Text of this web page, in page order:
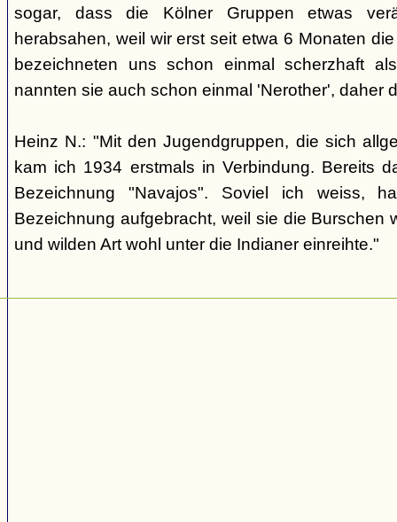
sogar, dass die Kölner Gruppen etwas
herabsahen, weil wir erst seit etwa 6 Monaten
bezeichneten uns schon einmal scherzhaft
nannten sie auch schon einmal 'Nerother', daher
Heinz N.: "Mit den Jugendgruppen, die sich
kam ich 1934 erstmals in Verbindung. Bereits
Bezeichnung "Navajos". Soviel ich weiss,
Bezeichnung aufgebracht, weil sie die Burschen
und wilden Art wohl unter die Indianer einreihte."